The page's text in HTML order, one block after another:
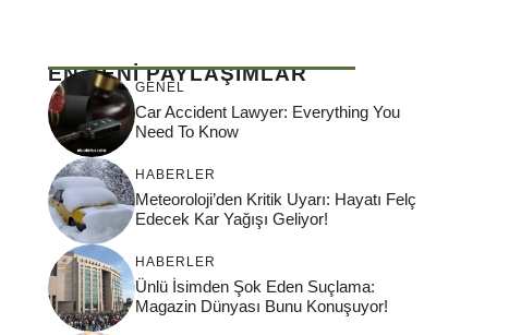
EN YENİ PAYLAŞIMLAR
GENEL
Car Accident Lawyer: Everything You
Need To Know
HABERLER
Meteoroloji’den Kritik Uyarı: Hayatı Felç
Edecek Kar Yağışı Geliyor!
HABERLER
Ünlü İsimden Şok Eden Suçlama:
Magazin Dünyası Bunu Konuşuyor!